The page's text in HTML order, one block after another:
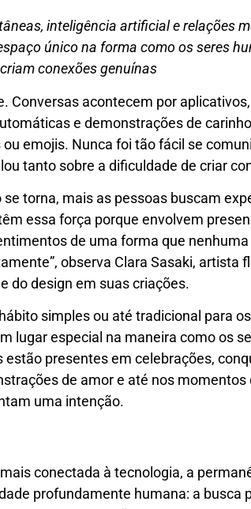
inteligência artificial e relações
único na forma como os seres
conexões genuínas
Conversas acontecem por
e demonstrações de
emojis. Nunca foi tão fácil se
tanto sobre a dificuldade de criar
torna, mais as pessoas buscam
essa força porque envolvem
de uma forma que
observa Clara Sasaki, artista
do design em suas criações.
simples ou até tradicional para
lugar especial na maneira como os
presentes em celebrações,
de amor e até nos
uma intenção.
conectada à tecnologia, a
profundamente humana: a busca